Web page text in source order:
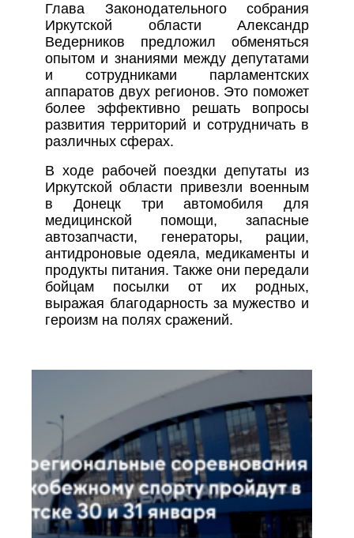
Глава Законодательного собрания
Иркутской области Александр
Ведерников предложил обменяться
опытом и знаниями между депутатами
и сотрудниками парламентских
аппаратов двух регионов. Это поможет
более эффективно решать вопросы
развития территорий и сотрудничать в
различных сферах.
В ходе рабочей поездки депутаты из
Иркутской области привезли военным
в Донецк три автомобиля для
медицинской помощи, запасные
автозапчасти, генераторы, рации,
антидроновые одеяла, медикаменты и
продукты питания. Также они передали
бойцам посылки от их родных,
выражая благодарность за мужество и
героизм на полях сражений.